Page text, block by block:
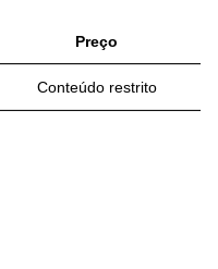
Preço
Conteúdo restrito